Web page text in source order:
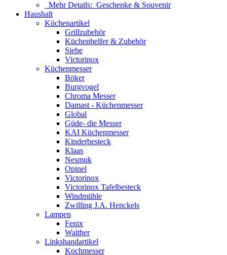
Mehr Details: Geschenke & Souvenir
Haushalt
Küchenartikel
Grillzubehör
Küchenhelfer & Zubehör
Siebe
Victorinox
Küchenmesser
Böker
Burgvogel
Chroma Messer
Damast - Küchenmesser
Global
Güde- die Messer
KAI Küchenmesser
Kinderbesteck
Klaas
Nesmuk
Opinel
Victorinox
Victorinox Tafelbesteck
Windmühle
Zwilling J.A. Henckels
Lampen
Fenix
Walther
Linkshandartikel
Kochmesser